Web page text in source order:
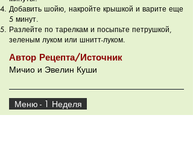
Добавить шойю, накройте крышкой и варите еще
5 минут.
Разлейте по тарелкам и посыпьте петрушкой,
зеленым луком или шнитт-луком.
Автор Рецепта/Источник
Мичио и Эвелин Куши
Меню - 1 Неделя